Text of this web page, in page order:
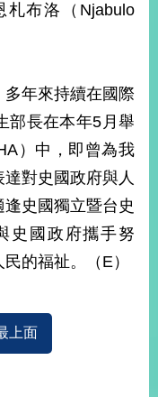
札布洛（Njabulo
年來持續在國際
部長在本年5月舉
）中，即曾為我
對史國政府與人
史國獨立暨台史
史國政府攜手努
的福祉。（E）
上面